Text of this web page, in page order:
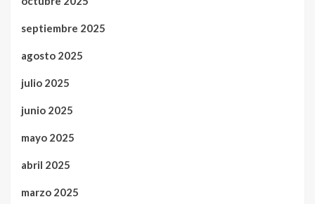
septiembre 2025
agosto 2025
julio 2025
junio 2025
mayo 2025
abril 2025
marzo 2025